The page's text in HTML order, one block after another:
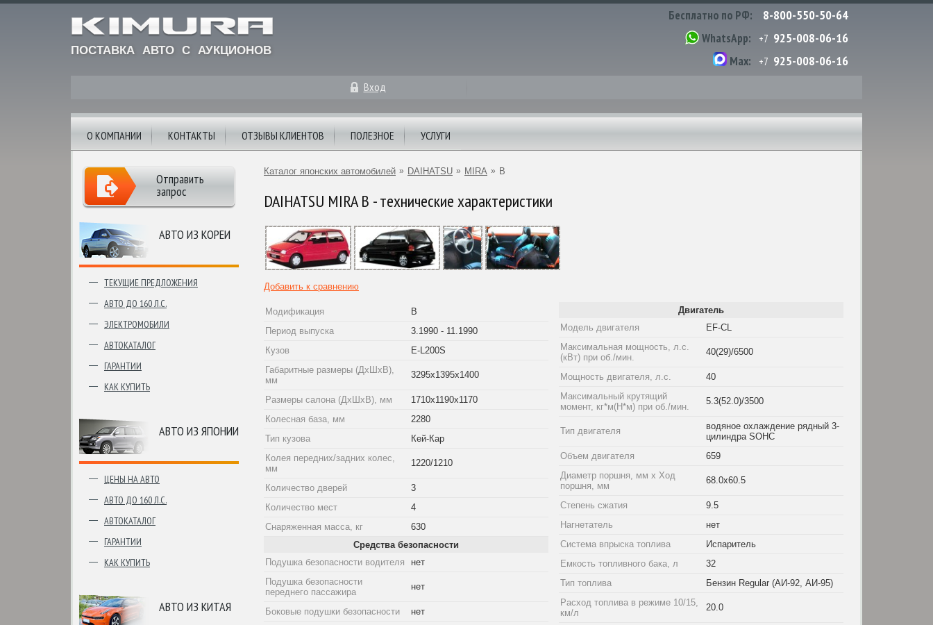
ПОСТАВКА АВТО С АУКЦИОНОВ
Бесплатно по РФ: 8-800-550-50-64
WhatsApp: +7 925-008-06-16
Max: +7 925-008-06-16
Вход
О КОМПАНИИ КОНТАКТЫ ОТЗЫВЫ КЛИЕНТОВ ПОЛЕЗНОЕ УСЛУГИ
АВТО ИЗ КОРЕИ
ТЕКУЩИЕ ПРЕДЛОЖЕНИЯ
АВТО ДО 160 Л.С.
ЭЛЕКТРОМОБИЛИ
АВТОКАТАЛОГ
ГАРАНТИИ
КАК КУПИТЬ
АВТО ИЗ ЯПОНИИ
ЦЕНЫ НА АВТО
АВТО ДО 160 Л.С.
АВТОКАТАЛОГ
ГАРАНТИИ
КАК КУПИТЬ
АВТО ИЗ КИТАЯ
Отправить
запрос
Каталог японских автомобилей » DAIHATSU » MIRA » B
DAIHATSU MIRA B - технические характеристики
Добавить к сравнению
Модификация
B
Период выпуска
3.1990 - 11.1990
Кузов
E-L200S
Габаритные размеры (ДхШхВ),
мм
3295x1395x1400
Размеры салона (ДхШхВ), мм
1710x1190x1170
Колесная база, мм
2280
Тип кузова
Кей-Кар
Колея передних/задних колес,
мм
1220/1210
Количество дверей
3
Количество мест
4
Снаряженная масса, кг
630
Средства безопасности
Подушка безопасности водителя
нет
Подушка безопасности
переднего пассажира
нет
Боковые подушки безопасности
нет
Двигатель
Модель двигателя
EF-CL
Максимальная мощность, л.с.
(кВт) при об./мин.
40(29)/6500
Мощность двигателя, л.с.
40
Максимальный крутящий
момент, кг*м(Н*м) при об./мин.
5.3(52.0)/3500
Тип двигателя
водяное охлаждение рядный 3-
цилиндра SOHC
Объем двигателя
659
Диаметр поршня, мм x Ход
поршня, мм
68.0x60.5
Степень сжатия
9.5
Нагнетатель
нет
Система впрыска топлива
Испаритель
Емкость топливного бака, л
32
Тип топлива
Бензин Regular (АИ-92, АИ-95)
Расход топлива в режиме 10/15,
км/л
20.0